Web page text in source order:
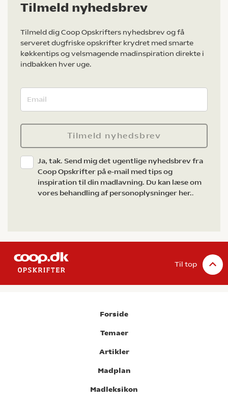
Tilmeld nyhedsbrev
Tilmeld dig Coop Opskrifters nyhedsbrev og få
serveret dugfriske opskrifter krydret med smarte
køkkentips og velsmagende madinspiration direkte i
indbakken hver uge.
Tilmeld nyhedsbrev
Ja, tak. Send mig det ugentlige nyhedsbrev fra
Coop Opskrifter på e-mail med tips og
inspiration til din madlavning. Du kan læse om
vores behandling af personoplysninger her..
Til top
Forside
Temaer
Artikler
Madplan
Madleksikon